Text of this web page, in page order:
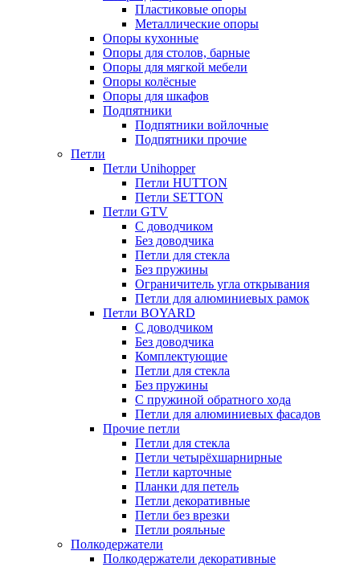
Пластиковые опоры
Металлические опоры
Опоры кухонные
Опоры для столов, барные
Опоры для мягкой мебели
Опоры колёсные
Опоры для шкафов
Подпятники
Подпятники войлочные
Подпятники прочие
Петли
Петли Unihopper
Петли HUTTON
Петли SETTON
Петли GTV
С доводчиком
Без доводчика
Петли для стекла
Без пружины
Ограничитель угла открывания
Петли для алюминиевых рамок
Петли BOYARD
С доводчиком
Без доводчика
Комплектующие
Петли для стекла
Без пружины
С пружиной обратного хода
Петли для алюминиевых фасадов
Прочие петли
Петли для стекла
Петли четырёхшарнирные
Петли карточные
Планки для петель
Петли декоративные
Петли без врезки
Петли рояльные
Полкодержатели
Полкодержатели декоративные